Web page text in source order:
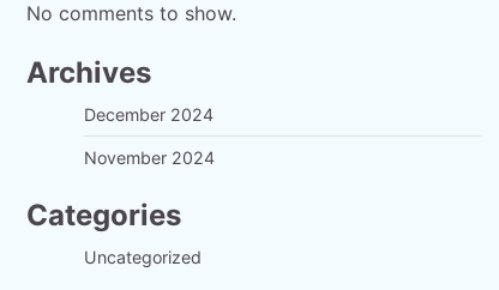
No comments to show.
Archives
December 2024
November 2024
Categories
Uncategorized